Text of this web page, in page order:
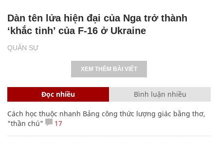
QUÂN SỰ
Dàn tên lửa hiện đại của Nga trở thành
‘khắc tinh’ của F-16 ở Ukraine
XEM THÊM BÀI VIẾT
Đọc nhiều Bình luận nhiều
Cách học thuộc nhanh Bảng công thức lượng giác bằng thơ,
"thần chú"
17